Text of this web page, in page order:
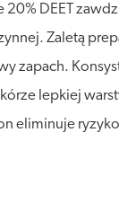
20% DEET
Zaletą
zapach.
lepkiej
eliminuje